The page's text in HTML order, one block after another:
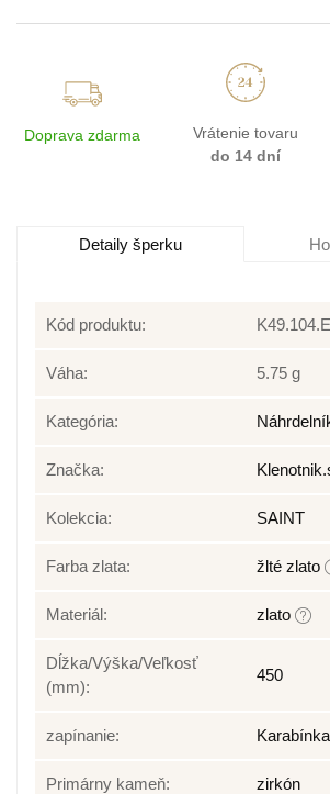
Doprava zdarma
Vrátenie tovaru
do 14 dní
Detaily šperku
Kód produktu:
Váha: 5.75 g
Kategória:
Značka:
Kolekcia: SAINT
Farba zlata: žlté zlato
Materiál: zlato
Dĺžka/Výška/Veľkosť
(mm):
450
zapínanie: Karabínka
Primárny kameň: zirkón